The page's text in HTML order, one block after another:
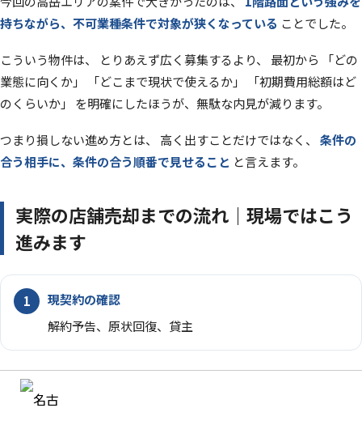
持ちながら、不可業種条件で対象が狭くなっている ことでした。
こういう物件は、 とりあえず広く募集するより、 最初から 「どの
業態に向くか」 「どこまで現状で使えるか」 「初期費用総額はど
のくらいか」 を明確にしたほうが、無駄な内見が減ります。
つまり損しない進め方とは、 高く出すことだけではなく、 条件の
合う相手に、条件の合う順番で見せること と言えます。
実際の店舗売却までの流れ｜現場ではこう
進みます
現契約の確認
解約予告、原状回復、貸主